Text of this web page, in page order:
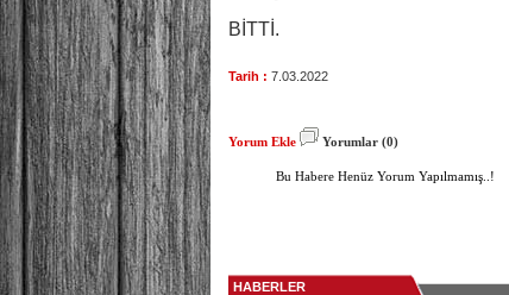
BİTTİ.
Tarih : 7.03.2022
Yorum Ekle Yorumlar (0)
Bu Habere Henüz Yorum Yapılmamış..!
HABERLER